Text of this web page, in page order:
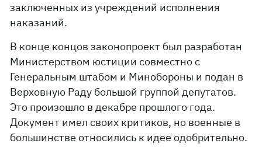
заключенных из учреждений исполнения
наказаний.
В конце концов законопроект был разработан
Министерством юстиции совместно с
Генеральным штабом и Минобороны и подан в
Верховную Раду большой группой депутатов.
Это произошло в декабре прошлого года.
Документ имел своих критиков, но военные в
большинстве относились к идее одобрительно.